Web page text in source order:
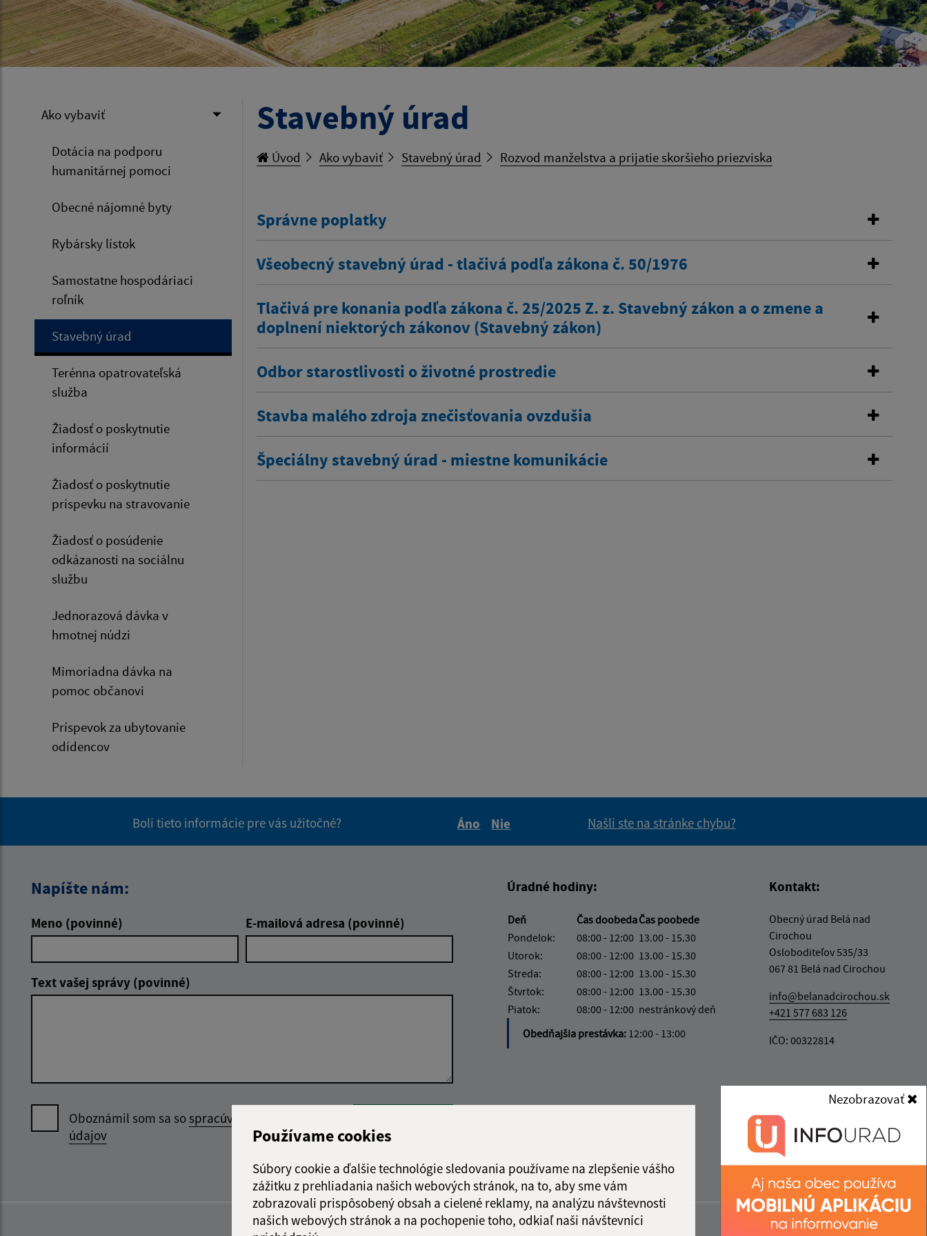
Používame cookies
Súbory cookie a ďalšie technológie sledovania používame na zlepšenie vášho
zážitku z prehliadania našich webových stránok, na to, aby sme vám
zobrazovali prispôsobený obsah a cielené reklamy, na analýzu návštevnosti
našich webových stránok a na pochopenie toho, odkiaľ naši návštevníci
Nezobrazovať
Ako vybaviť
Dotácia na podporu
humanitárnej pomoci
Obecné nájomné byty
Rybársky lístok
Samostatne hospodáriaci
roľník
Stavebný úrad
Terénna opatrovateľská
služba
Žiadosť o poskytnutie
informácií
Žiadosť o poskytnutie
príspevku na stravovanie
Žiadosť o posúdenie
odkázanosti na sociálnu
službu
Jednorazová dávka v
hmotnej núdzi
Mimoriadna dávka na
pomoc občanovi
Príspevok za ubytovanie
odídencov
Stavebný úrad
Úvod Ako vybaviť Stavebný úrad Rozvod manželstva a prijatie skoršieho priezviska
Správne poplatky
Všeobecný stavebný úrad - tlačivá podľa zákona č. 50/1976
Tlačivá pre konania podľa zákona č. 25/2025 Z. z. Stavebný zákon a o zmene a
doplnení niektorých zákonov (Stavebný zákon)
Odbor starostlivosti o životné prostredie
Stavba malého zdroja znečisťovania ovzdušia
Špeciálny stavebný úrad - miestne komunikácie
Boli tieto informácie pre vás užitočné?
Áno
Nie
Našli ste na stránke chybu?
Napíšte nám:
Meno (povinné) E-mailová adresa (povinné)
Text vašej správy (povinné)
Oboznámil som sa sospracúvaním osobných
údajov
správu
Úradné hodiny:
Deň Čas doobedaČas poobede
Pondelok:
08:00 - 12:00 13.00 - 15.30
Utorok:
08:00 - 12:00 13.00 - 15.30
Streda:
08:00 - 12:00 13.00 - 15.30
Štvrtok:
08:00 - 12:00 13.00 - 15.30
Piatok:
08:00 - 12:00 nestránkový deň
Obedňajšia prestávka: 12:00 - 13:00
Kontakt:
Obecný úrad Belá nad
Cirochou
Osloboditeľov 535/33
067 81 Belá nad Cirochou
info@belanadcirochou.sk
+421 577 683 126
IČO: 00322814